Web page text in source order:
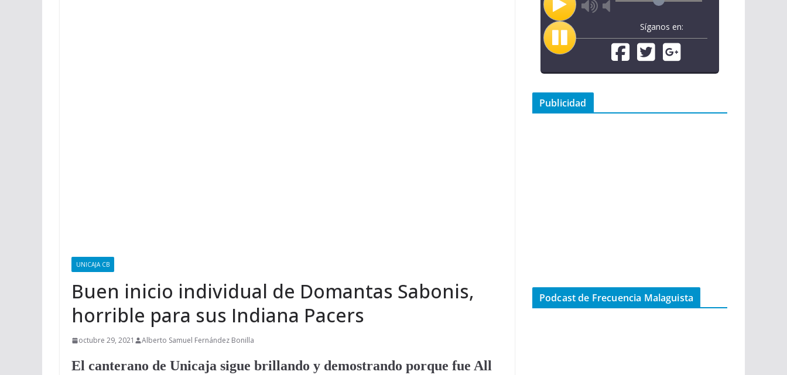
UNICAJA CB
Buen inicio individual de Domantas Sabonis,
horrible para sus Indiana Pacers
octubre 29, 2021 Alberto Samuel Fernández Bonilla
El canterano de Unicaja sigue brillando y demostrando porque fue All
Síganos en:
Publicidad
Podcast de Frecuencia Malaguista